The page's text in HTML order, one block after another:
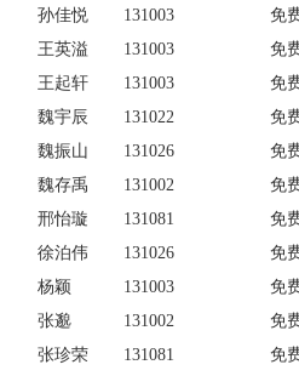
孙佳悦 131003
免
王英溢 131003
免
王起轩 131003
免
魏宇辰 131022
免
魏振山 131026
免
魏存禹 131002
免
邢怡璇 131081
免
徐泊伟 131026
免
杨颖 131003
免
张邈 131002
免
张珍荣 131081
免